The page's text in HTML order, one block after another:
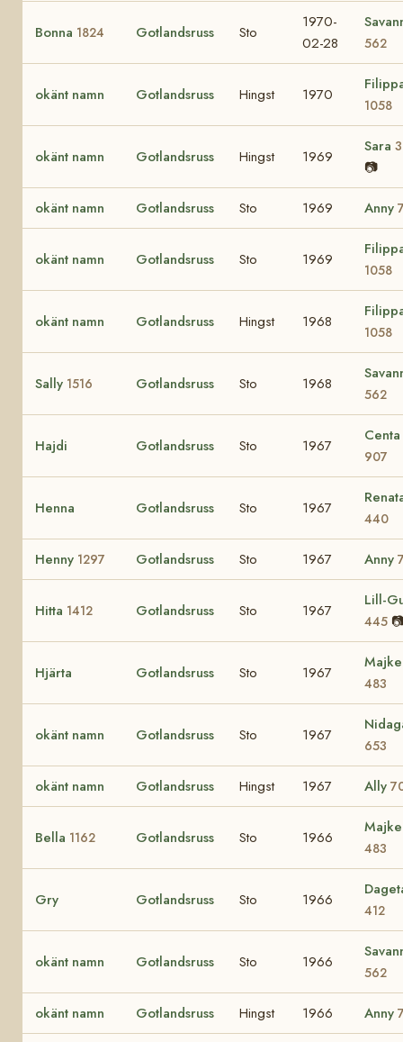
Bonna 1824 Gotlandsruss Sto
1970-
02-28
562
okänt namn Gotlandsruss Hingst 1970
1058
okänt namn Gotlandsruss Hingst 1969
Sara
📷
okänt namn Gotlandsruss Sto 1969 Anny
okänt namn Gotlandsruss Sto 1969
1058
okänt namn Gotlandsruss Hingst 1968
1058
Sally 1516 Gotlandsruss Sto 1968
562
Hajdi Gotlandsruss Sto 1967
Centa
907
Henna Gotlandsruss Sto 1967
440
Henny 1297 Gotlandsruss Sto 1967 Anny
Hitta 1412 Gotlandsruss Sto 1967
Lill-
445
Hjärta Gotlandsruss Sto 1967
483
okänt namn Gotlandsruss Sto 1967
653
okänt namn Gotlandsruss Hingst 1967 Ally
Bella 1162 Gotlandsruss Sto 1966
483
Gry Gotlandsruss Sto 1966
412
okänt namn Gotlandsruss Sto 1966
562
okänt namn Gotlandsruss Hingst 1966 Anny